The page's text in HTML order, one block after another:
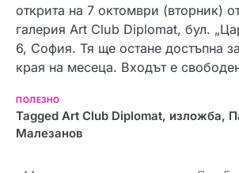
открита на 7 октомври (вторник)
галерия Art Club Diplomat, бул.
6, София. Тя ще остане достъпна
края на месеца. Входът е
ПОЛЕЗНО
Tagged Art Club Diplomat, изложба,
Мaлезанов